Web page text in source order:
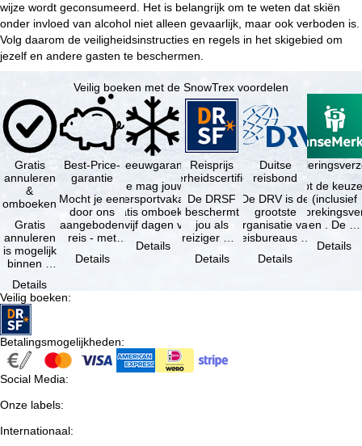
wijze wordt geconsumeerd. Het is belangrijk om te weten dat skiën
onder invloed van alcohol niet alleen gevaarlijk, maar ook verboden is.
Volg daarom de veiligheidsinstructies en regels in het skigebied om
jezelf en andere gasten te beschermen.
Veilig boeken met de SnowTrex voordelen
Gratis
annuleren
&
omboeken
Gratis
annuleren
is mogelijk
binnen 5
de
boeking,
als jouw
vakantie …
Details
Best-Price-
garantie
Mocht je een
door ons
aangeboden
reis - met
beschikbaarheid
Details
Sneeuwgarantie
Je mag jouw
wintersportvakantie
gratis omboeken
als vijf dagen voor
Details
Reisprijs
zekerheidscertificaat
De DRSF
beschermt
jou als
reiziger met
pakketreis
Details
Duitse
reisbond
De DRV is de
grootste
organisatie van
reisbureaus en
in Duitsland. …
Details
Je hebt de
(inclusief
en . De …
Details
Veilig boeken:
Betalingsmogelijkheden:
Social Media:
Onze labels:
Internationaal: